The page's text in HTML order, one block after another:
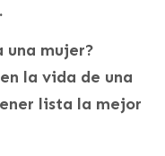
una mujer?
la vida de una
lista la mejor